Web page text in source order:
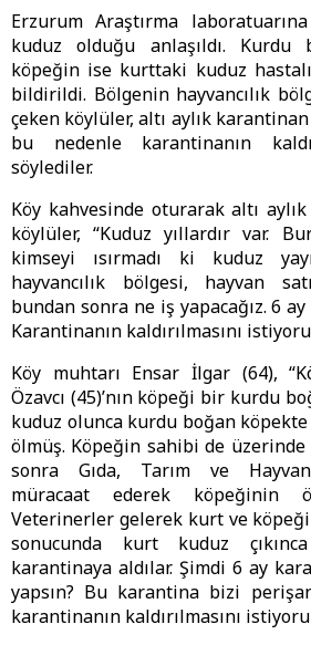
Erzurum Araştırma
kuduz olduğu anlaşıldı.
köpeğin ise kurttaki kuduz
bildirildi. Bölgenin hayvancılık
çeken köylüler, altı aylık
bu nedenle karantinanın
söylediler.
Köy kahvesinde oturarak altı
köylüler, “Kuduz yıllardır var.
kimseyi ısırmadı ki kuduz
hayvancılık bölgesi, hayvan
bundan sonra ne iş yapacağız. 6
Karantinanın kaldırılmasını
Köy muhtarı Ensar İlgar (64),
Özavcı (45)’nın köpeği bir kurdu
kuduz olunca kurdu boğan köpekte
ölmüş. Köpeğin sahibi de
sonra Gıda, Tarım ve
müracaat ederek köpeğinin
Veterinerler gelerek kurt ve
sonucunda kurt kuduz
karantinaya aldılar. Şimdi 6 ay
yapsın? Bu karantina bizi
karantinanın kaldırılmasını